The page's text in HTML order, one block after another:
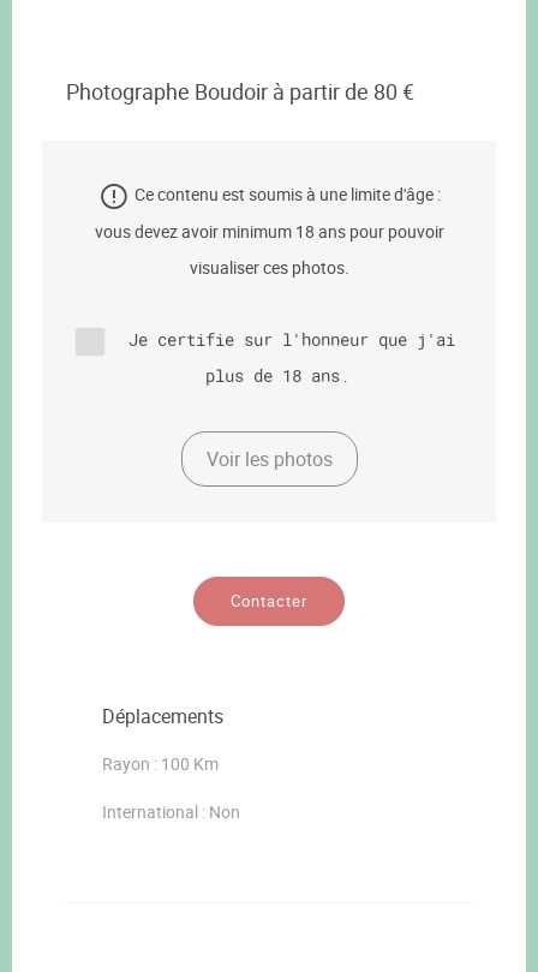
Photographe Boudoir à partir de 80 €
Ce contenu est soumis à une limite d'âge :
vous devez avoir minimum 18 ans pour pouvoir
visualiser ces photos.
Je certifie sur l'honneur que j'ai
plus de 18 ans.
Voir les photos
Contacter
Déplacements
Rayon : 100 Km
International : Non